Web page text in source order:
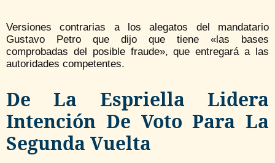
Versiones contrarias a los alegatos del mandatario
Gustavo Petro que dijo que tiene «las bases
comprobadas del posible fraude», que entregará a las
autoridades competentes.
De La Espriella Lidera
Intención De Voto Para La
Segunda Vuelta